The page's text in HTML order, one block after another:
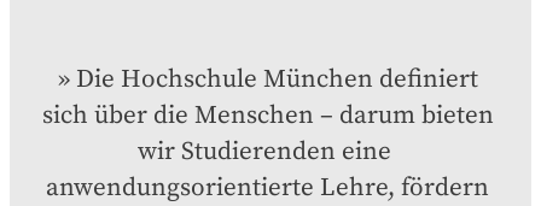
Die Hochschule München definiert
sich über die Menschen – darum bieten
wir Studierenden eine
anwendungsorientierte Lehre, fördern